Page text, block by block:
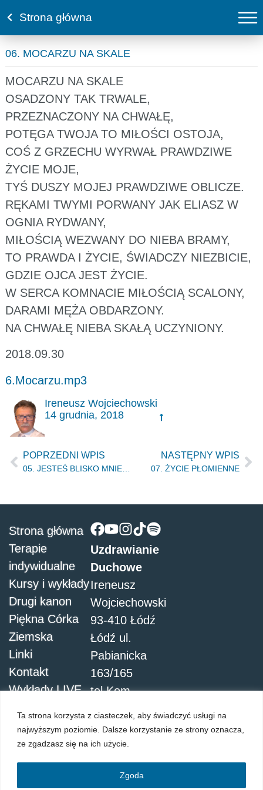
Ta strona korzysta z ciasteczek, aby świadczyć usługi na
najwyższym poziomie. Dalsze korzystanie ze strony oznacza,
ze zgadzasz się na ich użycie.
Zgoda
Strona główna
06. MOCARZU NA SKALE
MOCARZU NA SKALE
OSADZONY TAK TRWALE,
PRZEZNACZONY NA CHWAŁĘ,
POTĘGA TWOJA TO MIŁOŚCI OSTOJA,
COŚ Z GRZECHU WYRWAŁ PRAWDZIWE
ŻYCIE MOJE,
TYŚ DUSZY MOJEJ PRAWDZIWE OBLICZE.
RĘKAMI TWYMI PORWANY JAK ELIASZ W
OGNIA RYDWANY,
MIŁOŚCIĄ WEZWANY DO NIEBA BRAMY,
TO PRAWDA I ŻYCIE, ŚWIADCZY NIEZBICIE,
GDZIE OJCA JEST ŻYCIE.
W SERCA KOMNACIE MIŁOŚCIĄ SCALONY,
DARAMI MĘŻA OBDARZONY.
NA CHWAŁĘ NIEBA SKAŁĄ UCZYNIONY.
2018.09.30
6.Mocarzu.mp3
Ireneusz Wojciechowski
14 grudnia, 2018
POPRZEDNI WPIS
05. JESTEŚ BLISKO MNIE, BLISKO TAK
NASTĘPNY WPIS
07. ŻYCIE PŁOMIENNE
Uzdrawianie
Duchowe
Ireneusz
Wojciechowski
93-410 Łódź
Łódź ul.
Pabianicka
163/165
tel.Kom.
Strona główna
Terapie
indywidualne
Kursy i wykłady
Drugi kanon
Piękna Córka
Ziemska
Linki
Kontakt
Wykłady LIVE